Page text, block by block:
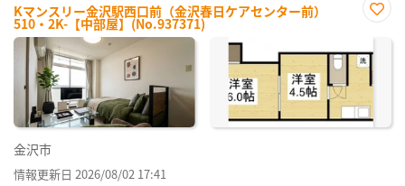
Kマンスリー金沢駅西口前（金沢春日ケアセンター前）
510・2K-【中部屋】(No.937371)
に入
り登
録
金沢市
情報更新日 2026/08/02 17:41